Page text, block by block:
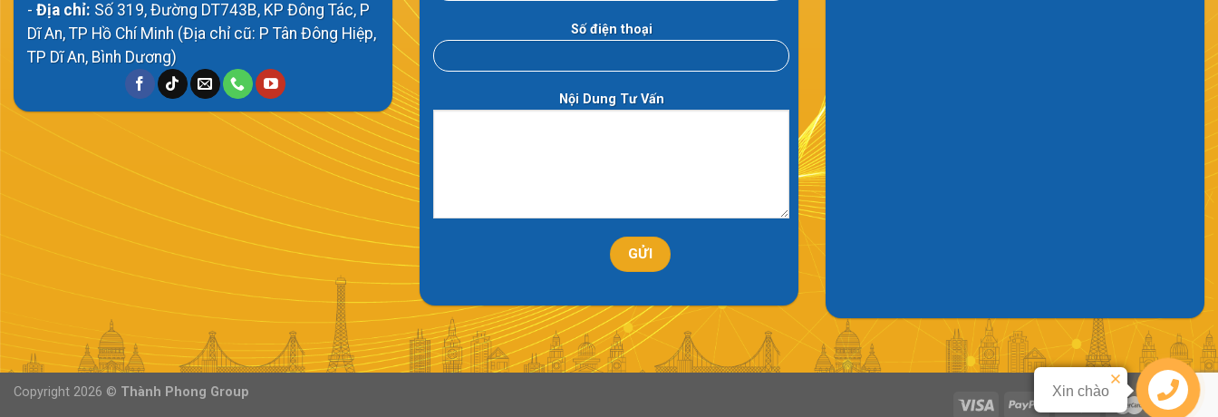
- Địa chỉ: Số 319, Đường DT743B, KP Đông Tác, P
Dĩ An, TP Hồ Chí Minh (Địa chỉ cũ: P Tân Đông Hiệp,
TP Dĩ An, Bình Dương)
Số điện thoại
Nội Dung Tư Vấn
Copyright 2026 © Thành Phong Group
Liên hệ
Xin chào